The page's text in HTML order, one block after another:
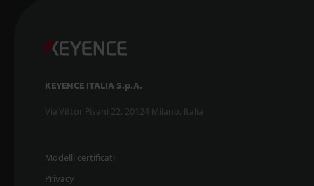
KEYENCE ITALIA S.p.A.
Via Vittor Pisani 22, 20124 Milano, Italia
Modelli certificati
Privacy